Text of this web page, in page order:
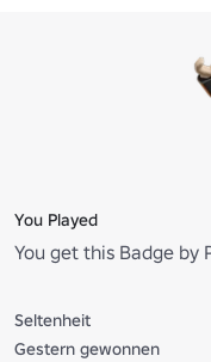
You Played
You get this Badge by
Seltenheit
Gestern gewonnen